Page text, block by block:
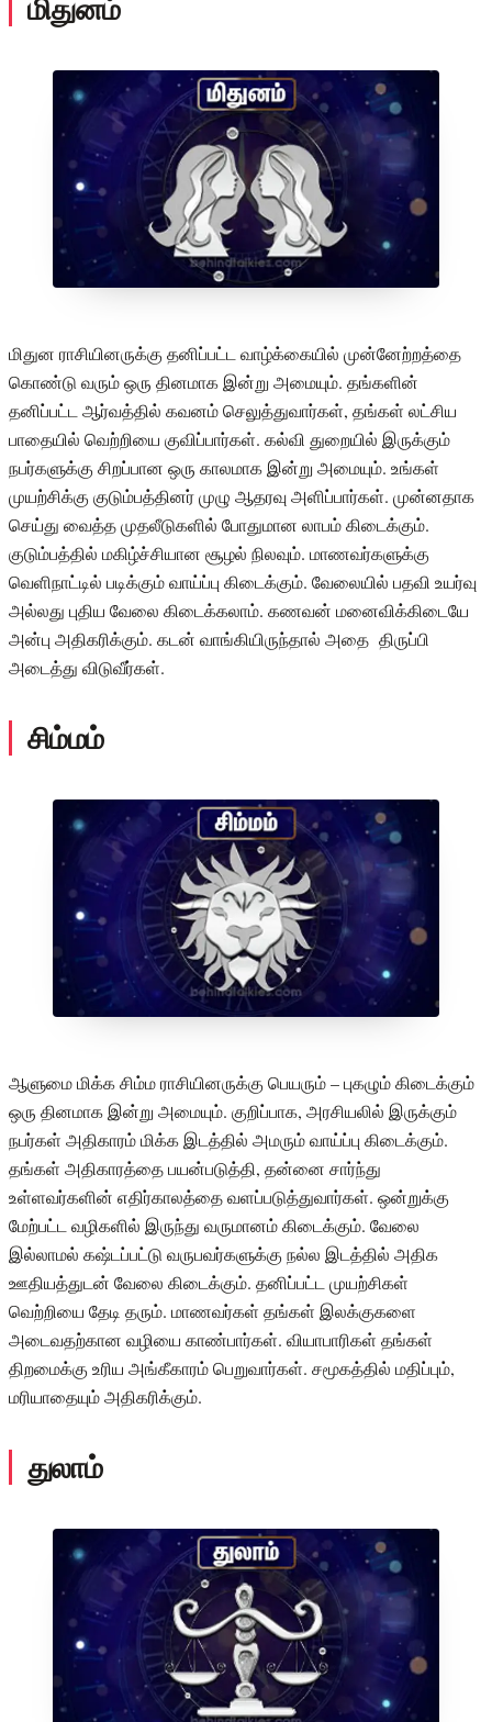
மிதுன ராசியினருக்கு தனிப்பட்ட வாழ்க்கையில் முன்னேற்றத்தை
கொண்டு வரும் ஒரு தினமாக இன்று அமையும். தங்களின்
தனிப்பட்ட ஆர்வத்தில் கவனம் செலுத்துவார்கள், தங்கள் லட்சிய
பாதையில் வெற்றியை குவிப்பார்கள். கல்வி துறையில் இருக்கும்
நபர்களுக்கு சிறப்பான ஒரு காலமாக இன்று அமையும். உங்கள்
முயற்சிக்கு குடும்பத்தினர் முழு ஆதரவு அளிப்பார்கள். முன்னதாக
செய்து வைத்த முதலீடுகளில் போதுமான லாபம் கிடைக்கும்.
குடும்பத்தில் மகிழ்ச்சியான சூழல் நிலவும். மாணவர்களுக்கு
வெளிநாட்டில் படிக்கும் வாய்ப்பு கிடைக்கும். வேலையில் பதவி உயர்வு
அல்லது புதிய வேலை கிடைக்கலாம். கணவன் மனைவிக்கிடையே
அன்பு அதிகரிக்கும். கடன் வாங்கியிருந்தால் அதை திருப்பி
அடைத்து விடுவீர்கள்.
சிம்மம்
ஆளுமை மிக்க சிம்ம ராசியினருக்கு பெயரும் – புகழும் கிடைக்கும்
ஒரு தினமாக இன்று அமையும். குறிப்பாக, அரசியலில் இருக்கும்
நபர்கள் அதிகாரம் மிக்க இடத்தில் அமரும் வாய்ப்பு கிடைக்கும்.
தங்கள் அதிகாரத்தை பயன்படுத்தி, தன்னை சார்ந்து
உள்ளவர்களின் எதிர்காலத்தை வளப்படுத்துவார்கள். ஒன்றுக்கு
மேற்பட்ட வழிகளில் இருந்து வருமானம் கிடைக்கும். வேலை
இல்லாமல் கஷ்டப்பட்டு வருபவர்களுக்கு நல்ல இடத்தில் அதிக
ஊதியத்துடன் வேலை கிடைக்கும். தனிப்பட்ட முயற்சிகள்
வெற்றியை தேடி தரும். மாணவர்கள் தங்கள் இலக்குகளை
அடைவதற்கான வழியை காண்பார்கள். வியாபாரிகள் தங்கள்
திறமைக்கு உரிய அங்கீகாரம் பெறுவார்கள். சமூகத்தில் மதிப்பும்,
மரியாதையும் அதிகரிக்கும்.
துலாம்